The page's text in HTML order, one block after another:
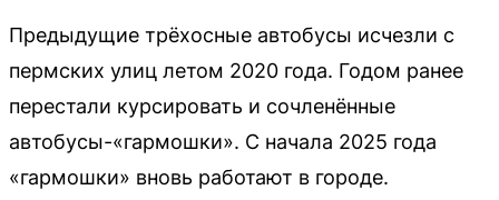
Предыдущие трёхосные автобусы исчезли с
пермских улиц летом 2020 года. Годом ранее
перестали курсировать и сочленённые
автобусы-«гармошки». С начала 2025 года
«гармошки» вновь работают в городе.